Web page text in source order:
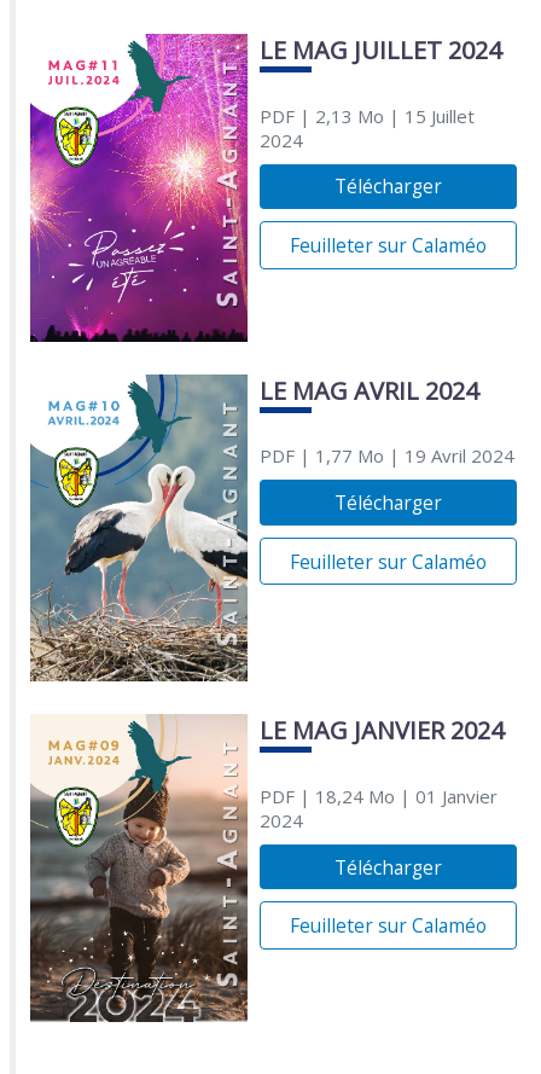
LE MAG JUILLET 2024
PDF| 2,13 Mo | 15 Juillet
2024
Télécharger
Feuilleter sur Calaméo
LE MAG AVRIL 2024
PDF| 1,77 Mo | 19 Avril 2024
Télécharger
Feuilleter sur Calaméo
LE MAG JANVIER 2024
PDF| 18,24 Mo | 01 Janvier
2024
Télécharger
Feuilleter sur Calaméo